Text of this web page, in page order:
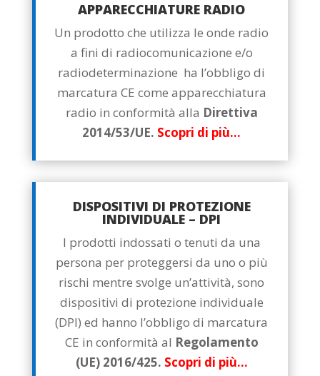
APPARECCHIATURE RADIO
Un prodotto che utilizza le onde radio
a fini di radiocomunicazione e/o
radiodeterminazione ha l’obbligo di
marcatura CE come apparecchiatura
radio in conformità alla Direttiva
2014/53/UE. Scopri di più…
DISPOSITIVI DI PROTEZIONE
INDIVIDUALE – DPI
I prodotti indossati o tenuti da una
persona per proteggersi da uno o più
rischi mentre svolge un’attività, sono
dispositivi di protezione individuale
(DPI) ed hanno l’obbligo di marcatura
CE in conformità al Regolamento
(UE) 2016/425. Scopri di più…